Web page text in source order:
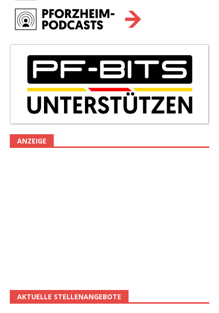
ANZEIGE
AKTUELLE STELLENANGEBOTE